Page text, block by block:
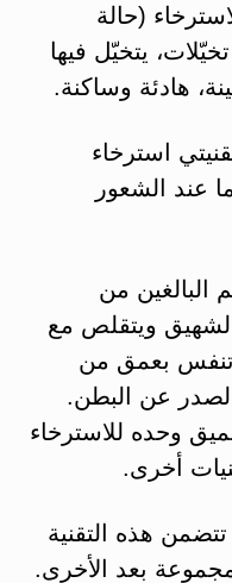
(حالة
يتخيّل فيها
هادئة وساكنة.
استرخاء
عند الشعور
من
ويتقلص مع
تنفس بعمق من
عن البطن.
وحده للاسترخاء
أخرى.
تتضمن هذه التقنية
بعد الأخرى.